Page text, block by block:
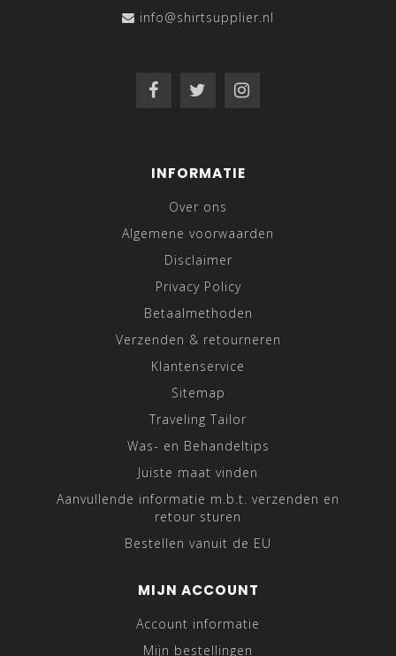
info@shirtsupplier.nl
INFORMATIE
Over ons
Algemene voorwaarden
Disclaimer
Privacy Policy
Betaalmethoden
Verzenden & retourneren
Klantenservice
Sitemap
Traveling Tailor
Was- en Behandeltips
Juiste maat vinden
Aanvullende informatie m.b.t. verzenden en
retour sturen
Bestellen vanuit de EU
MIJN ACCOUNT
Account informatie
Mijn bestellingen